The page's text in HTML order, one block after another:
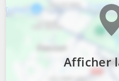
Afficher